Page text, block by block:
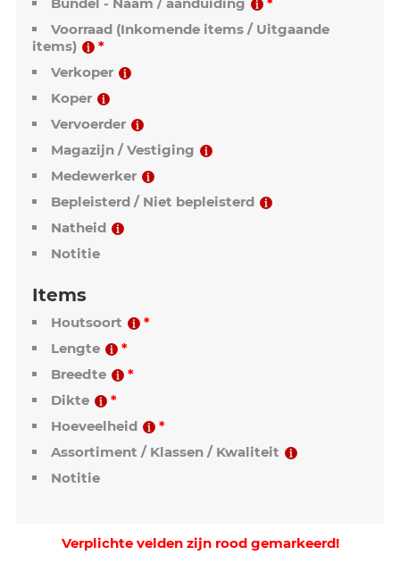
Kop
Bundel - Naam / aanduiding
Voorraad (Inkomende items / Uitgaande
items)
Verkoper
Koper
Magazijn / Vestiging
Medewerker
Bepleisterd / Niet bepleisterd
Natheid
Notitie
Items
Houtsoort
Dikte